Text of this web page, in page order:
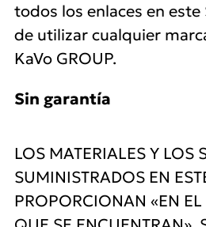
todos los enlaces en
de utilizar cualquier
KaVo GROUP.
Sin garantía
LOS MATERIALES Y LOS
SUMINISTRADOS EN
PROPORCIONAN «EN EL